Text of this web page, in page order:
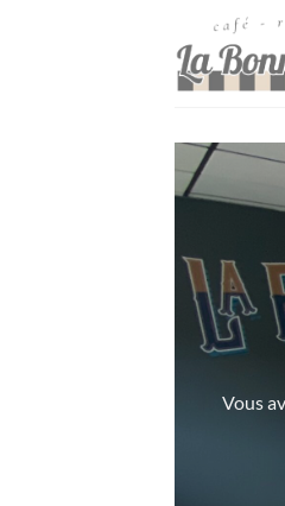
Vous